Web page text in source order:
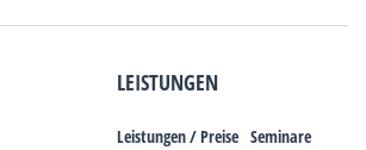
LEISTUNGEN
Leistungen / Preise Seminare